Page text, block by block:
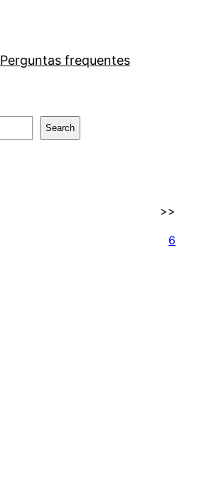
Perguntas frequentes
Search
>>
6